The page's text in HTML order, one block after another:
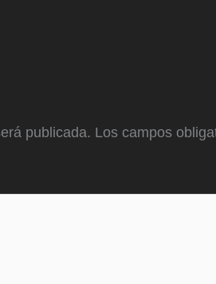
publicada. Los campos